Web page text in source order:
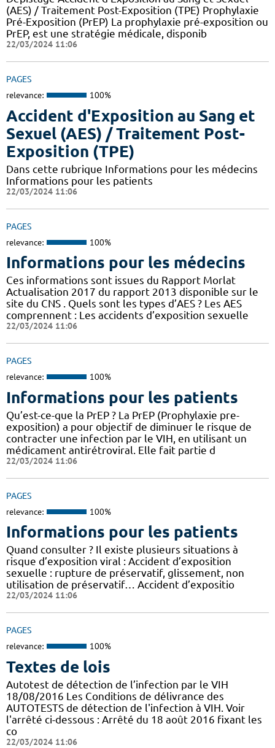
(AES) / Traitement Post-Exposition (TPE) Prophylaxie
Pré-Exposition (PrEP) La prophylaxie pré-exposition ou
PrEP, est une stratégie médicale, disponib
22/03/2024 11:06
PAGES
relevance: 100%
Accident d'Exposition au Sang et
Sexuel (AES) / Traitement Post-
Exposition (TPE)
Dans cette rubrique Informations pour les médecins
Informations pour les patients
22/03/2024 11:06
PAGES
relevance: 100%
Informations pour les médecins
Ces informations sont issues du Rapport Morlat
Actualisation 2017 du rapport 2013 disponible sur le
site du CNS . Quels sont les types d’AES ? Les AES
comprennent : Les accidents d’exposition sexuelle
22/03/2024 11:06
PAGES
relevance: 100%
Informations pour les patients
Qu’est-ce-que la PrEP ? La PrEP (Prophylaxie pre-
exposition) a pour objectif de diminuer le risque de
contracter une infection par le VIH, en utilisant un
médicament antirétroviral. Elle fait partie d
22/03/2024 11:06
PAGES
relevance: 100%
Informations pour les patients
Quand consulter ? Il existe plusieurs situations à
risque d’exposition viral : Accident d’exposition
sexuelle : rupture de préservatif, glissement, non
utilisation de préservatif… Accident d’expositio
22/03/2024 11:06
PAGES
relevance: 100%
Textes de lois
Autotest de détection de l’infection par le VIH
18/08/2016 Les Conditions de délivrance des
AUTOTESTS de détection de l'infection à VIH. Voir
l'arrêté ci-dessous : Arrêté du 18 août 2016 fixant les
co
22/03/2024 11:06